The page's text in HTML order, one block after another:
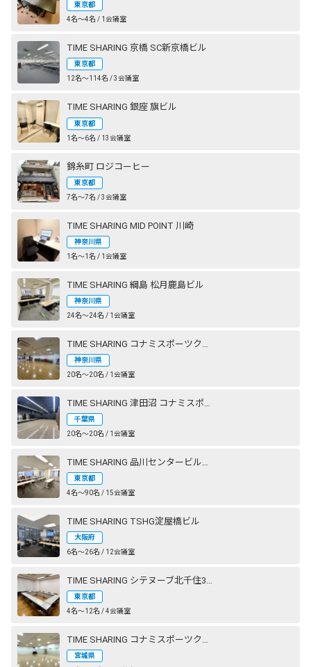
東京都
4名〜4名 / 1会議室
TIME SHARING 京橋 SC新京橋ビル
東京都
12名〜114名 / 3会議室
TIME SHARING 銀座 旗ビル
東京都
1名〜6名 / 13会議室
錦糸町 ロジコーヒー
東京都
7名〜7名 / 3会議室
TIME SHARING MID POINT 川崎
神奈川県
1名〜1名 / 1会議室
TIME SHARING 綱島 松月鹿島ビル
神奈川県
24名〜24名 / 1会議室
神奈川県
20名〜20名 / 1会議室
千葉県
20名〜20名 / 1会議室
TIME SHARING 品川センタービルディング
東京都
4名〜90名 / 15会議室
TIME SHARING TSHG淀屋橋ビル
大阪府
6名〜26名 / 12会議室
TIME SHARING シテヌーブ北千住30A棟
東京都
4名〜12名 / 4会議室
TIME SHARING コナミスポーツクラブ 仙台長町
宮城県